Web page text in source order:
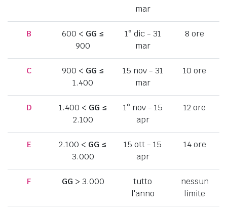
mar
B 600 < GG ≤
900
1° dic - 31
mar
8 ore
C 900 < GG ≤
1.400
15 nov - 31
mar
10 ore
D 1.400 < GG ≤
2.100
1° nov - 15
apr
12 ore
E 2.100 < GG ≤
3.000
15 ott - 15
apr
14 ore
F GG > 3.000
tutto
l'anno
nessun
limite